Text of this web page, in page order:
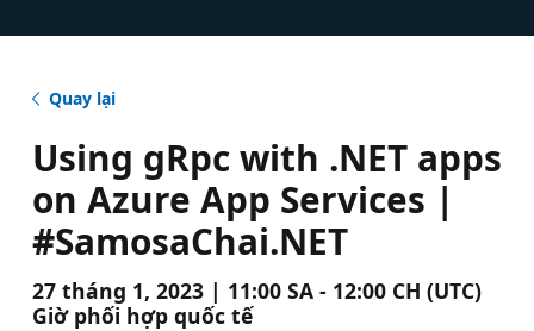
Quay lại
Using gRpc with .NET apps
on Azure App Services |
#SamosaChai.NET
27 tháng 1, 2023 | 11:00 SA - 12:00 CH (UTC)
Giờ phối hợp quốc tế